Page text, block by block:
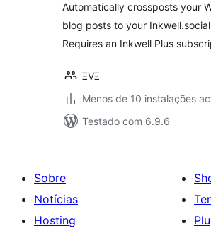
Automatically crossposts your
blog posts to your
Requires an Inkwell Plus
ΞVΞ
Menos de 10 instalações
Testado com 6.9.6
Sobre
Notícias
Hosting